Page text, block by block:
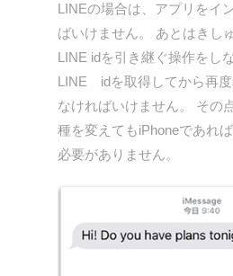
LINEの場合は、アプリをイ
ばいけません。 あとはきし
LINE idを引き継ぐ操作をし
LINE idを取得してから再度
なければいけません。 その
種を変えてもiPhoneであれ
必要がありません。